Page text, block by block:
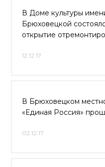
В Доме культуры
Брюховецкой
открытие
12.12.17
В Брюховецком
«Единая Россия»
02.12.17